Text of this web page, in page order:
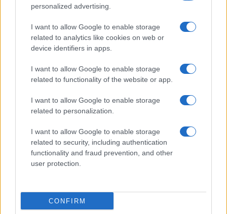
personalized advertising.
I want to allow Google to enable storage
related to analytics like cookies on web or
device identifiers in apps.
I want to allow Google to enable storage
related to functionality of the website or app.
I want to allow Google to enable storage
related to personalization.
I want to allow Google to enable storage
related to security, including authentication
functionality and fraud prevention, and other
user protection.
CONFIRM
Milano ospita una mostra sul contrasto tra ideale e
reale nell’arte rinascimentale
Camilla Fiore · 7 Ago 2026
PEOPLE
Come superare l’imbarazzo e fare amicizie genuine